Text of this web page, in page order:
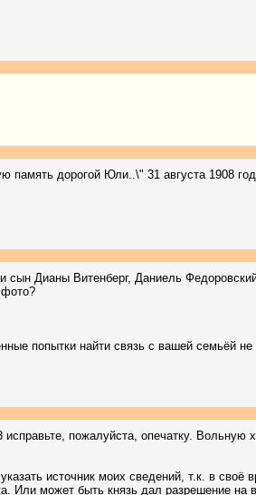
память дорогой Юли..\" 31 августа 1908
Дианы Витенберг, Даниель
попытки найти связь с вашей семьёй
пожалуйста, опечатку. Вольную
источник моих сведений, т.к. в своё
Или может быть князь дал разрешение на